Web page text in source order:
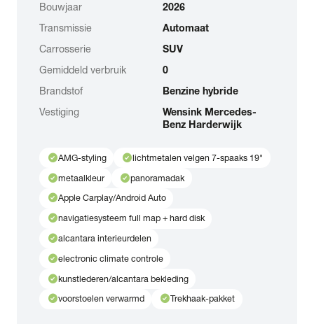
Bouwjaar
2026
Transmissie
Automaat
Carrosserie
SUV
Gemiddeld verbruik
0
Brandstof
Benzine hybride
Vestiging
Wensink Mercedes-
Benz Harderwijk
check_circleAMG-styling check_circlelichtmetalen velgen 7-spaaks 19"
check_circlemetaalkleur check_circlepanoramadak
check_circleApple Carplay/Android Auto
check_circlenavigatiesysteem full map + hard disk
check_circlealcantara interieurdelen
check_circleelectronic climate controle
check_circlekunstlederen/alcantara bekleding
check_circlevoorstoelen verwarmd check_circleTrekhaak-pakket